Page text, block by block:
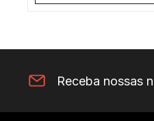
Receba nossas